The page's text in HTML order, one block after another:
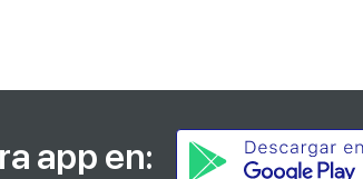
app en: